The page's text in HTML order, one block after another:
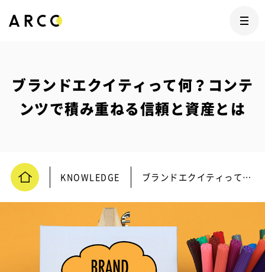
ブランドエクイティって何？コンテ
ンツで積み重ねる信頼と資産とは
KNOWLEDGE ブランドエクイティって何？コンテンツで積み重ねる信頼と資産とは